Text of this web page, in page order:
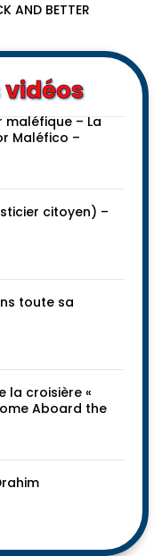
AND BETTER
vidéos
maléfique – La
Maléfico –
citoyen) –
toute sa
la croisière «
Aboard the